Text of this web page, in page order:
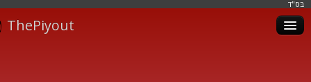
בּס"ד
ThePiyout